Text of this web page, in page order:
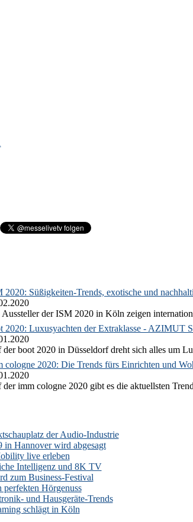
2020: Süßigkeiten-Trends, exotische und
der ISM 2020 in Köln zeigen
2020: Luxusyachten der Extraklasse - AZIMUT
der boot 2020 in Düsseldorf dreht sich alles um
cologne 2020: Die Trends fürs Einrichten und
der imm cologne 2020 gibt es die aktuellsten
der Audio-Industrie
in Hannover wird abgesagt
live erleben
Intelligenz und 8K TV
zum Business-Festival
Hörgenuss
und Hausgeräte-Trends
schlägt in Köln